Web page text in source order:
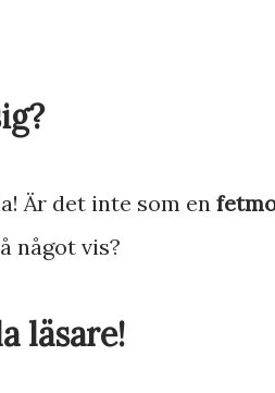
Är det inte som en
något vis?
läsare!